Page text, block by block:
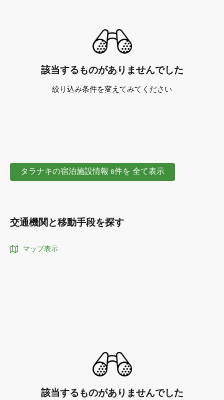
該当するものがありませんでした
絞り込み条件を変えてみてください
タラナキの宿泊施設情報 8件を 全て表示
交通機関と移動手段を探す
マップ表示
該当するものがありませんでした